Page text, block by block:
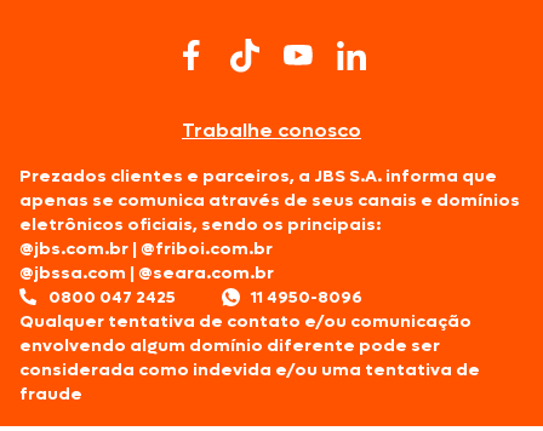
Trabalhe conosco
Prezados clientes e parceiros, a JBS S.A. informa que
apenas se comunica através de seus canais e domínios
eletrônicos oficiais, sendo os principais:
@jbs.com.br |@friboi.com.br
@jbssa.com |@seara.com.br
0800 047 2425
11 4950-8096
Qualquer tentativa de contato e/ou comunicação
envolvendo algum domínio diferente pode ser
considerada como indevida e/ou uma tentativa de
fraude